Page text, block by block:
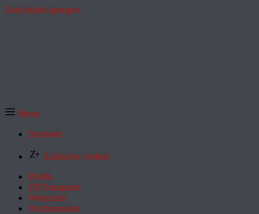
Zum Inhalt springen
Menü
Startseite
Exklusive Artikel
Politik
ZEITmagazin
Wirtschaft
Wochenmarkt